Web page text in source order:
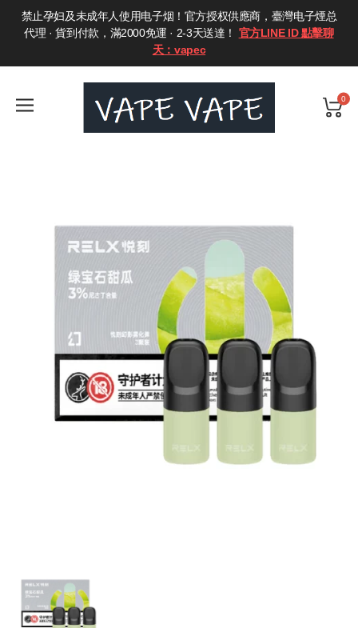
禁止孕妇及未成年人使用电子烟！官方授权供應商，臺灣电子煙总
代理 · 貨到付款，滿2000免運 · 2-3天送達！ 官方LINE ID 點擊聊
天：vapec
0